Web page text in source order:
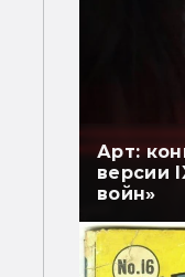
Арт:
версии
войн»